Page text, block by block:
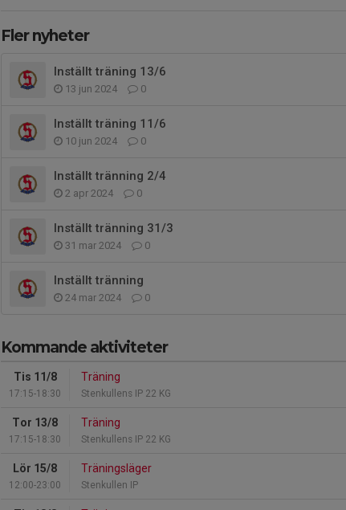
Fler nyheter
Inställt träning 13/6
13 jun 2024 0
Inställt träning 11/6
10 jun 2024 0
Inställt tränning 2/4
2 apr 2024 0
Inställt tränning 31/3
31 mar 2024 0
Inställt tränning
24 mar 2024 0
Kommande aktiviteter
Tis 11/8
17:15-18:30
Träning
Stenkullens IP 22 KG
Tor 13/8
17:15-18:30
Träning
Stenkullens IP 22 KG
Lör 15/8
12:00-23:00
Träningsläger
Stenkullen IP